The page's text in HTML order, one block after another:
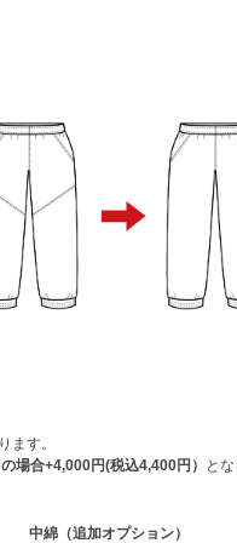
ます。
場合+4,000円(税込4,400円）
とな
中綿（追加オプション）